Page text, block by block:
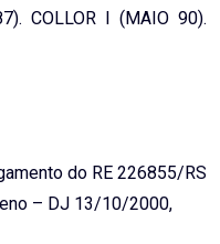
COLLOR I (MAIO 90).
do RE 226855/RS
– DJ 13/10/2000,